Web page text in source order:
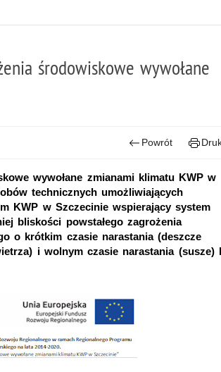
środowiskowe wywołane
Powrót
wywołane zmianami klimatu KWP w
technicznych umożliwiających
KWP w Szczecinie wspierający system
bliskości powstałego zagrożenia
o krótkim czasie narastania (deszcze
i wolnym czasie narastania (susze)